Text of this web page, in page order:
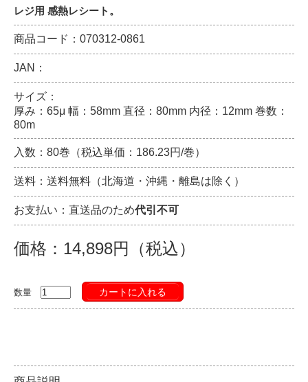
レジ用 感熱レシート。
商品コード：070312-0861
JAN：
サイズ：
厚み：65μ 幅：58mm 直径：80mm 内径：12mm 巻数：
80m
入数：80巻（税込単価：186.23円/巻）
送料：送料無料（北海道・沖縄・離島は除く）
お支払い：直送品のため代引不可
価格：14,898円（税込）
数量 カートに入れる